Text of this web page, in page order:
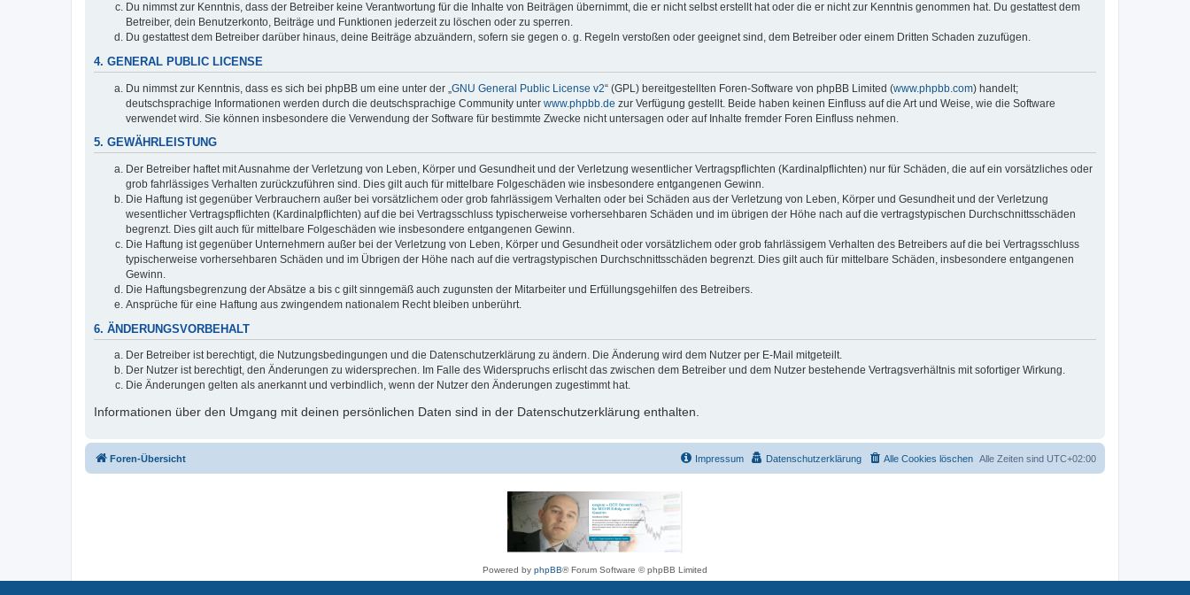
Du nimmst zur Kenntnis, dass der Betreiber keine Verantwortung für die Inhalte von Beiträgen übernimmt, die er nicht selbst erstellt hat oder die er nicht zur Kenntnis genommen hat. Du gestattest dem
Betreiber, dein Benutzerkonto, Beiträge und Funktionen jederzeit zu löschen oder zu sperren.
Du gestattest dem Betreiber darüber hinaus, deine Beiträge abzuändern, sofern sie gegen o. g. Regeln verstoßen oder geeignet sind, dem Betreiber oder einem Dritten Schaden zuzufügen.
4. GENERAL PUBLIC LICENSE
Du nimmst zur Kenntnis, dass es sich bei phpBB um eine unter der „ GNU General Public License v2“ (GPL) bereitgestellten Foren-Software von phpBB Limited (www.phpbb.com) handelt;
deutschsprachige Informationen werden durch die deutschsprachige Community unter www.phpbb.de zur Verfügung gestellt. Beide haben keinen Einfluss auf die Art und Weise, wie die Software
verwendet wird. Sie können insbesondere die Verwendung der Software für bestimmte Zwecke nicht untersagen oder auf Inhalte fremder Foren Einfluss nehmen.
5. GEWÄHRLEISTUNG
Der Betreiber haftet mit Ausnahme der Verletzung von Leben, Körper und Gesundheit und der Verletzung wesentlicher Vertragspflichten (Kardinalpflichten) nur für Schäden, die auf ein vorsätzliches oder
grob fahrlässiges Verhalten zurückzuführen sind. Dies gilt auch für mittelbare Folgeschäden wie insbesondere entgangenen Gewinn.
Die Haftung ist gegenüber Verbrauchern außer bei vorsätzlichem oder grob fahrlässigem Verhalten oder bei Schäden aus der Verletzung von Leben, Körper und Gesundheit und der Verletzung
wesentlicher Vertragspflichten (Kardinalpflichten) auf die bei Vertragsschluss typischerweise vorhersehbaren Schäden und im übrigen der Höhe nach auf die vertragstypischen Durchschnittsschäden
begrenzt. Dies gilt auch für mittelbare Folgeschäden wie insbesondere entgangenen Gewinn.
Die Haftung ist gegenüber Unternehmern außer bei der Verletzung von Leben, Körper und Gesundheit oder vorsätzlichem oder grob fahrlässigem Verhalten des Betreibers auf die bei Vertragsschluss
typischerweise vorhersehbaren Schäden und im Übrigen der Höhe nach auf die vertragstypischen Durchschnittsschäden begrenzt. Dies gilt auch für mittelbare Schäden, insbesondere entgangenen
Gewinn.
Die Haftungsbegrenzung der Absätze a bis c gilt sinngemäß auch zugunsten der Mitarbeiter und Erfüllungsgehilfen des Betreibers.
Ansprüche für eine Haftung aus zwingendem nationalem Recht bleiben unberührt.
6. ÄNDERUNGSVORBEHALT
Der Betreiber ist berechtigt, die Nutzungsbedingungen und die Datenschutzerklärung zu ändern. Die Änderung wird dem Nutzer per E-Mail mitgeteilt.
Der Nutzer ist berechtigt, den Änderungen zu widersprechen. Im Falle des Widerspruchs erlischt das zwischen dem Betreiber und dem Nutzer bestehende Vertragsverhältnis mit sofortiger Wirkung.
Die Änderungen gelten als anerkannt und verbindlich, wenn der Nutzer den Änderungen zugestimmt hat.
Informationen über den Umgang mit deinen persönlichen Daten sind in der Datenschutzerklärung enthalten.
Foren-Übersicht Alle Zeiten sind UTC+02:00
Alle Cookies löschen
Datenschutzerklärung
Impressum
Powered by phpBB® Forum Software © phpBB Limited